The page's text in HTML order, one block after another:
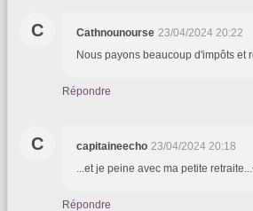
C Cathnounourse 23/04/2024 20:22
Nous payons beaucoup d'impôts et
Répondre
C capitaineecho 23/04/2024 20:18
...et je peine avec ma petite
Répondre